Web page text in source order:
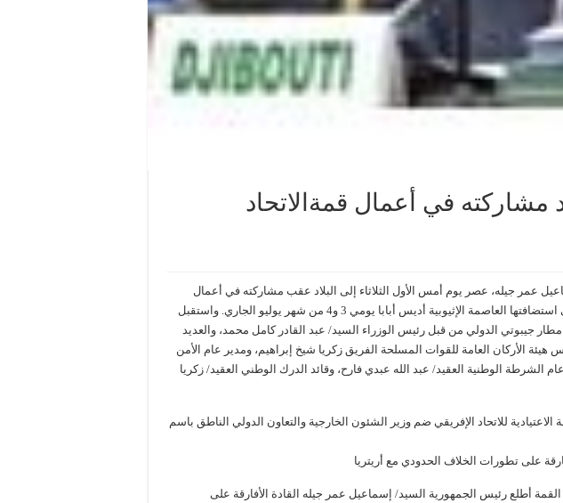
مشاركته في أعمال قمةالاتحاد
عمر جيله، عصر يوم أمس الأول الثلاثاء إلى البلاد عقب مشاركته في أعمال
القمة الـ29 للاتحاد الإفريقي والتي استضافتها العاصمة الإثيوبية أديس أبابا يومي 3 و4 من شهر يوليو الجاري. واستقبل
جيبوتي الدولي من قبل رئيس الوزراء السيد/ عبد القادر كامل محمد، والعديد
الأركان العامة للقوات المسلحة الفريق زكريا شيخ إبراهيم، ومدير عام الأمن
الشرطة الوطنية العقيد/ عبد الله عبدي فارح، وقائد الدرك الوطني العقيد/ زكريا
للاتحاد الإفريقي ضم وزير الشئون الخارجية والتعاون الدولي الناطق باسم
على تطورات الخلاف الحدودي مع أريتريا
أطلع رئيس الجمهورية السيد/ إسماعيل عمر جيله القادة الأفارقة على